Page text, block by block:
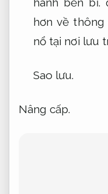
hơn về thông
nổ tại nơi lưu
Sao lưu.
Nâng cấp.